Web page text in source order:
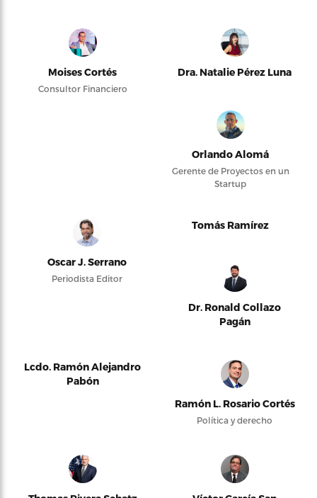
Moises Cortés
Consultor Financiero
Dra. Natalie Pérez Luna
Orlando Alomá
Gerente de Proyectos en un
Startup
Oscar J. Serrano
Periodista Editor
Tomás Ramírez
Dr. Ronald Collazo
Pagán
Lcdo. Ramón Alejandro
Pabón
Ramón L. Rosario Cortés
Política y derecho